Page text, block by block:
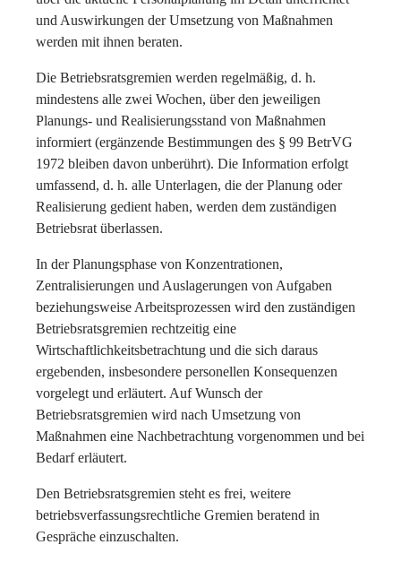
und Auswirkungen der Umsetzung von Maßnahmen
werden mit ihnen beraten.
Die Betriebsratsgremien werden regelmäßig, d. h.
mindestens alle zwei Wochen, über den jeweiligen
Planungs- und Realisierungsstand von Maßnahmen
informiert (ergänzende Bestimmungen des § 99 BetrVG
1972 bleiben davon unberührt). Die Information erfolgt
umfassend, d. h. alle Unterlagen, die der Planung oder
Realisierung gedient haben, werden dem zuständigen
Betriebsrat überlassen.
In der Planungsphase von Konzentrationen,
Zentralisierungen und Auslagerungen von Aufgaben
beziehungsweise Arbeitsprozessen wird den zuständigen
Betriebsratsgremien rechtzeitig eine
Wirtschaftlichkeitsbetrachtung und die sich daraus
ergebenden, insbesondere personellen Konsequenzen
vorgelegt und erläutert. Auf Wunsch der
Betriebsratsgremien wird nach Umsetzung von
Maßnahmen eine Nachbetrachtung vorgenommen und bei
Bedarf erläutert.
Den Betriebsratsgremien steht es frei, weitere
betriebsverfassungsrechtliche Gremien beratend in
Gespräche einzuschalten.